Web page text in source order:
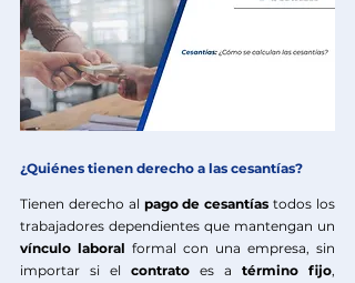
¿Quiénes tienen derecho a las cesantías?
Tienen derecho al pago de cesantías todos los
vínculo laboral formal con una empresa, sin
importar si el contrato es a término fijo